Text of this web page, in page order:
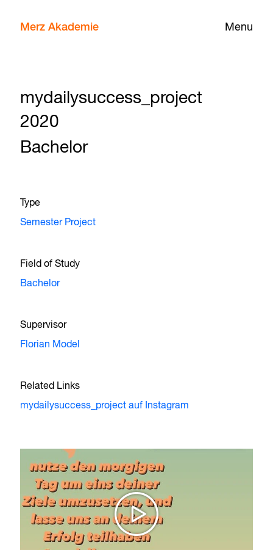
Menu
Merz Akademie
mydailysuccess_project
2020
Bachelor
Type
Semester Project
Field of Study
Bachelor
Supervisor
Florian Model
Related Links
mydailysuccess_project auf Instagram